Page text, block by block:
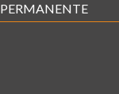
PERMANENTE